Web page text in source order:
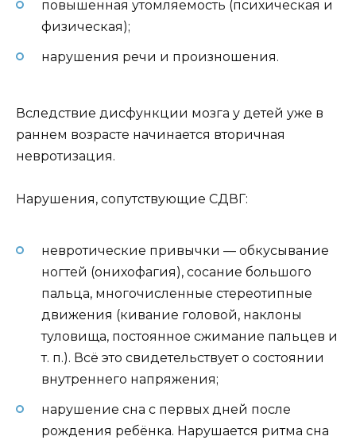
повышенная утомляемость (психическая и
физическая);
нарушения речи и произношения.
Вследствие дисфункции мозга у детей уже в
раннем возрасте начинается вторичная
невротизация.
Нарушения, сопутствующие СДВГ:
невротические привычки — обкусывание
ногтей (онихофагия), сосание большого
пальца, многочисленные стереотипные
движения (кивание головой, наклоны
туловища, постоянное сжимание пальцев и
т. п.). Всё это свидетельствует о состоянии
внутреннего напряжения;
нарушение сна с первых дней после
рождения ребёнка. Нарушается ритма сна